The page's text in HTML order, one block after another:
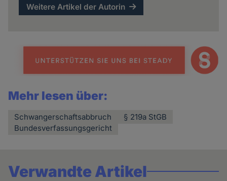
Weitere Artikel der Autorin
Mehr lesen über:
Schwangerschaftsabbruch
§ 219a StGB
Bundesverfassungsgericht
Verwandte Artikel